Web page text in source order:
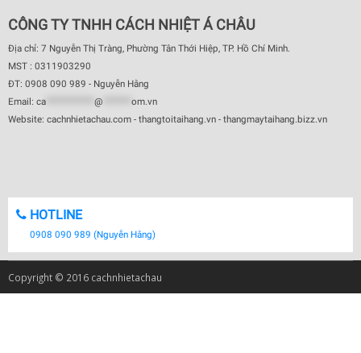
CÔNG TY TNHH CÁCH NHIỆT Á CHÂU
Địa chỉ: 7 Nguyễn Thị Tràng, Phường Tân Thới Hiệp, TP. Hồ Chí Minh.
MST : 0311903290
ĐT: 0908 090 989 - Nguyễn Hằng
Email: ca @
om.vn
Website: cachnhietachau.com - thangtoitaihang.vn - thangmaytaihang.bizz.vn
HOTLINE
0908 090 989 (Nguyễn Hằng)
Copyright © 2016 cachnhietachau